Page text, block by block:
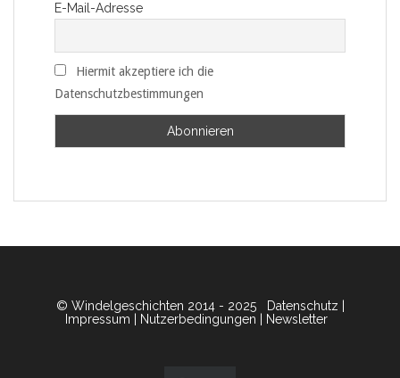
E-Mail-Adresse
Hiermit akzeptiere ich die
Datenschutzbestimmungen
© Windelgeschichten 2014 - 2025 Datenschutz
Impressum
Nutzerbedingungen Newsletter